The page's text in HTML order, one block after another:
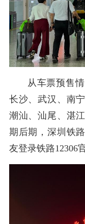
从车票预售
长沙、武汉、南
潮汕、汕尾、湛
期后期，深圳铁
友登录铁路12306